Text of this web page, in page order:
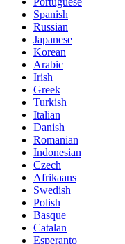
Spanish
Russian
Japanese
Korean
Arabic
Irish
Greek
Turkish
Italian
Danish
Romanian
Indonesian
Czech
Afrikaans
Swedish
Polish
Basque
Catalan
Esperanto